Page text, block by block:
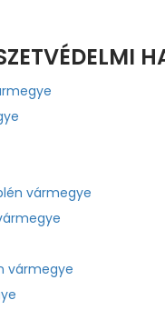
vármegye
vármegye